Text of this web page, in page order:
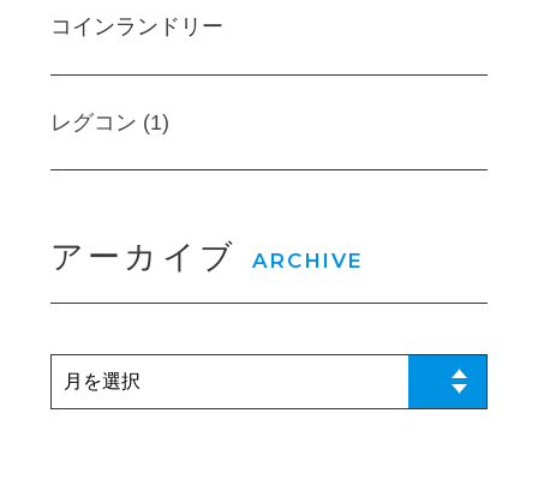
コインランドリー
レグコン (1)
アーカイブ ARCHIVE